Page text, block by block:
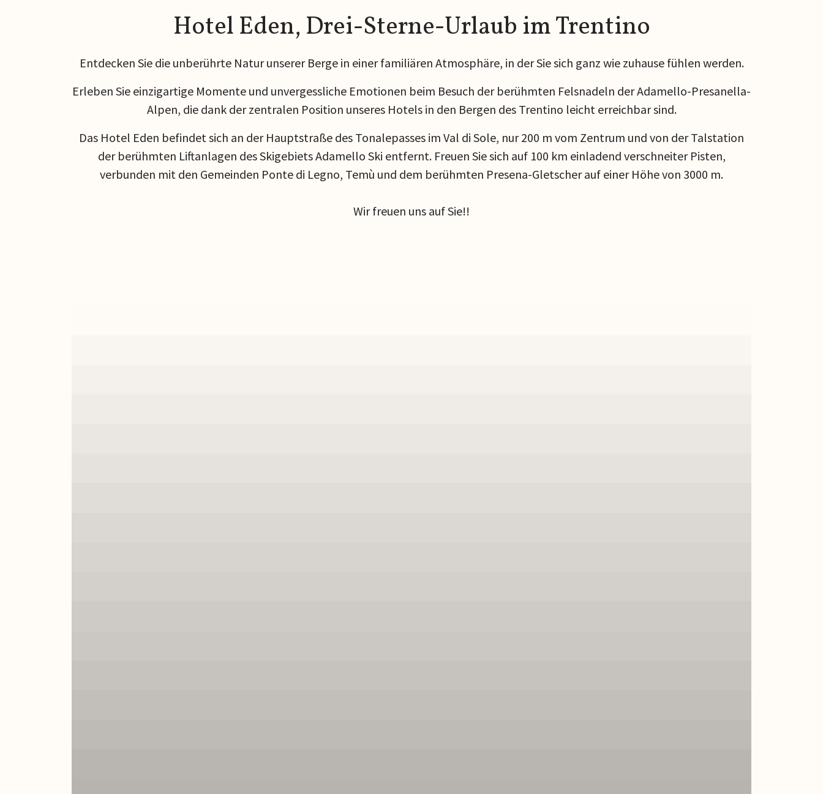
Hotel Eden, Drei-Sterne-Urlaub im Trentino
Entdecken Sie die unberührte Natur unserer Berge in einer familiären Atmosphäre, in der Sie sich ganz wie zuhause fühlen werden.
Erleben Sie einzigartige Momente und unvergessliche Emotionen beim Besuch der berühmten Felsnadeln der Adamello-Presanella-
Alpen, die dank der zentralen Position unseres Hotels in den Bergen des Trentino leicht erreichbar sind.
Das Hotel Eden befindet sich an der Hauptstraße des Tonalepasses im Val di Sole, nur 200 m vom Zentrum und von der Talstation
der berühmten Liftanlagen des Skigebiets Adamello Ski entfernt. Freuen Sie sich auf 100 km einladend verschneiter Pisten,
verbunden mit den Gemeinden Ponte di Legno, Temù und dem berühmten Presena-Gletscher auf einer Höhe von 3000 m.
Wir freuen uns auf Sie!!